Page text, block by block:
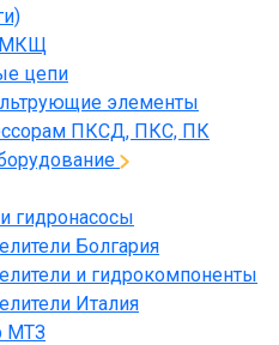
цепи
элементы
ПКСД, ПКС, ПК
гидронасосы
Болгария
и гидрокомпоненты
Италия
МТЗ